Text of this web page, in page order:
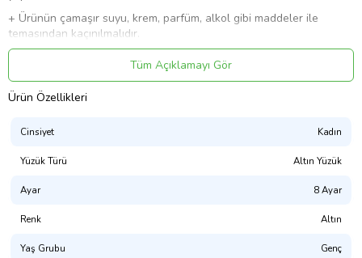
+ Ürünün çamaşır suyu, krem, parfüm, alkol gibi maddeler ile
temasından kaçınılmalıdır.
+ Ürün gramı üretimden kaynaklı (+)(-) %5 değişiklik
+ Ürünlerimiz 2 iş günü içerisinde kargoya verilmektedir.
ücretsiz kargo ile gönderilmektedir.
ölçüsünü bilmeniz ve sipariş formuna bu bilgiyi doğru eklemenizdir.
birini kullanarak elde edeceğiniz değerlerle sizin için yüzük
Tüm Açıklamayı Gör
Ürün Özellikleri
Cinsiyet Kadın
Yüzük Türü Altın Yüzük
Ayar 8 Ayar
Renk Altın
Yaş Grubu Genç